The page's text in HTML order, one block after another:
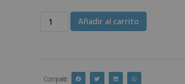
Añadir al carrito
Compartir :